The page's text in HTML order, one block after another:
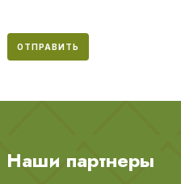
ОТПРАВИТЬ
Наши партнеры